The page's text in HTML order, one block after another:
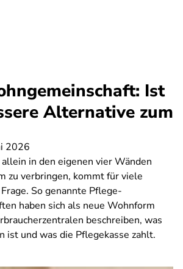
Ist
Alternative zum
2026
in den eigenen vier Wänden
zu verbringen, kommt für viele
So genannte Pflege-
haben sich als neue Wohnform
beschreiben, was
ist und was die Pflegekasse zahlt.